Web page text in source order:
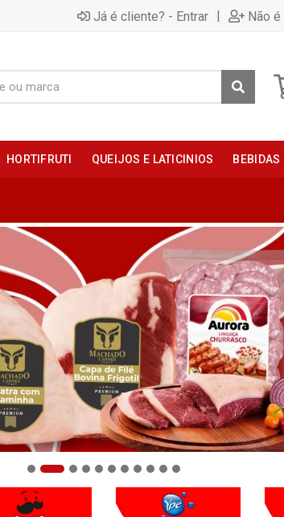
Já é cliente? - Entrar | Não
HORTIFRUTI QUEIJOS E LATICINIOS BEBIDAS